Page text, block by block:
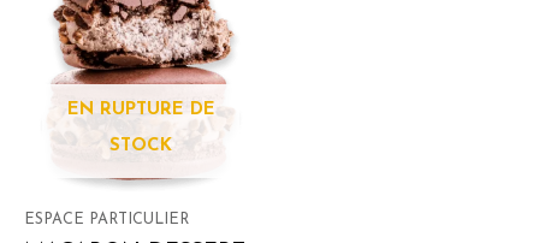
EN RUPTURE DE
STOCK
ESPACE PARTICULIER